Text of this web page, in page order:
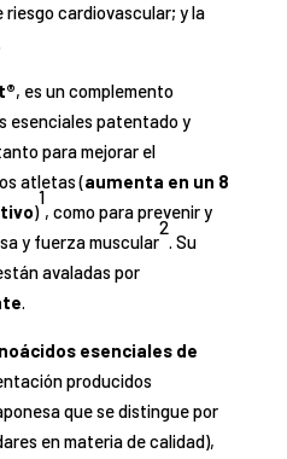
cardiovascular; y la
, es un complemento
esenciales patentado y
para mejorar el
atletas (aumenta en un 8
)
1
, como para prevenir y
y fuerza muscular
2
. Su
avaladas por
.
esenciales de
producidos
que se distingue por
en materia de calidad),